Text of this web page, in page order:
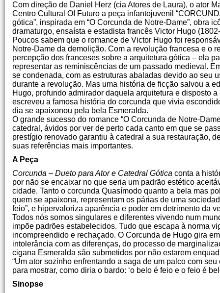
Com direção de Daniel Herz (cia Atores de Laura), o ator
Centro Cultural OI Futuro a peça infantojuvenil
gótica”, inspirada em “O Corcunda de Notre-Dame”, obra
dramaturgo, ensaísta e estadista francês Victor Hugo
Poucos sabem que o romance de Victor Hugo foi
Notre-Dame da demolição. Com a revolução francesa e o
percepção dos franceses sobre a arquitetura gótica – ela
representar as reminiscências de um passado medieval.
se condenada, com as estruturas abaladas devido ao seu
durante a revolução. Mas uma história de ficção salvou a
Hugo, profundo admirador daquela arquitetura e disposto
escreveu a famosa história do corcunda que vivia
dia se apaixonou pela bela Esmeralda.
O grande sucesso do romance “O Corcunda de Notre-
catedral, ávidos por ver de perto cada canto em que se
prestígio renovado garantiu à catedral a sua restauração,
suas referências mais importantes.
A Peça
Corcunda – Dueto para Ator e Catedral Gótica conta a
por não se encaixar no que seria um padrão estético
cidade. Tanto o corcunda Quasímodo quanto a bela mas
quem se apaixona, representam os párias de uma
feio”, e hipervaloriza aparência e poder em detrimento da
Todos nós somos singulares e diferentes vivendo num
impõe padrões estabelecidos. Tudo que escapa à norma
incompreendido e rechaçado. O Corcunda de Hugo gira
intolerância com as diferenças, do processo de
cigana Esmeralda são submetidos por não estarem
“Um ator sozinho enfrentando a saga de um palco com
para mostrar, como diria o bardo: ‘o belo é feio e o feio é
Sinopse